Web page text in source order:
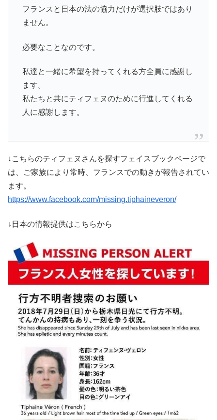
フランスと日本の法の協力だけが選択肢ではあり
ません。
必要なことなのです。
私達と一緒に希望を持ってくれる方全員に感謝し
ます。
私たちと共にティフェヌのために行進してくれる
人に感謝します。
↓こちらのティフェヌさんを探すフェイスブックページで
は、ご家族により常時、フランスでの動きが報告されてい
ます。
https://www.facebook.com/missing.tiphaineveron/
↓日本の情報提供はこちらから